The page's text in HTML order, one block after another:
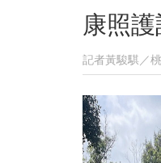
康照護
記者黃駿騏／